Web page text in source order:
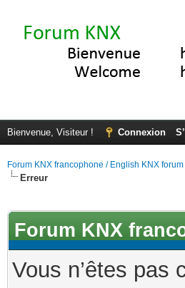
Bienvenue, Visiteur ! Connexion
Forum KNX francophone / English KNX forum
Erreur
Forum KNX
Vous n’êtes pas